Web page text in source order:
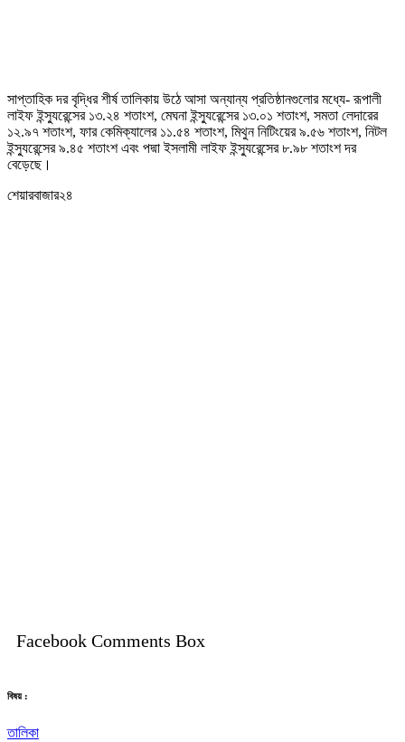
সাপ্তাহিক দর বৃদ্ধির শীর্ষ তালিকায় উঠে আসা অন্যান্য প্রতিষ্ঠানগুলোর মধ্যে- রূপালী
লাইফ ইন্স্যুরেন্সের ১৩.২৪ শতাংশ, মেঘনা ইন্স্যুরেন্সের ১৩.০১ শতাংশ, সমতা লেদারের
১২.৯৭ শতাংশ, ফার কেমিক্যালের ১১.৫৪ শতাংশ, মিথুন নিটিংয়ের ৯.৫৬ শতাংশ, নিটল
ইন্স্যুরেন্সের ৯.৪৫ শতাংশ এবং পদ্মা ইসলামী লাইফ ইন্স্যুরেন্সের ৮.৯৮ শতাংশ দর
বেড়েছে।
শেয়ারবাজার২৪
Facebook Comments Box
বিষয় :
তালিকা